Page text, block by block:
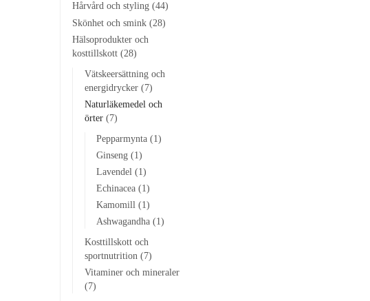
Hårvård och styling (44)
Skönhet och smink (28)
Hälsoprodukter och
kosttillskott (28)
Vätskeersättning och
energidrycker (7)
Naturläkemedel och
örter (7)
Pepparmynta (1)
Ginseng (1)
Lavendel (1)
Echinacea (1)
Kamomill (1)
Ashwagandha (1)
Kosttillskott och
sportnutrition (7)
Vitaminer och mineraler
(7)